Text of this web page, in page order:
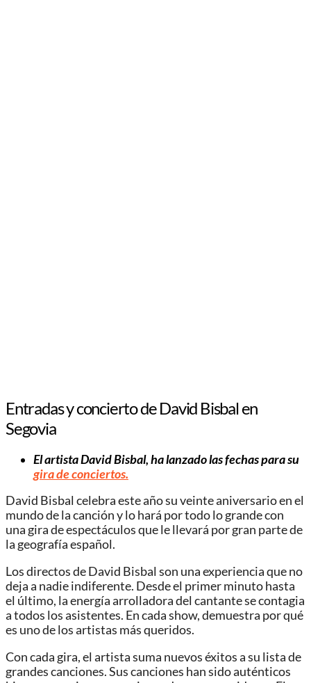
Entradas y concierto de David Bisbal en
Segovia
El artista David Bisbal, ha lanzado las fechas para su
gira de conciertos.
David Bisbal celebra este año su veinte aniversario en el
mundo de la canción y lo hará por todo lo grande con
una gira de espectáculos que le llevará por gran parte de
la geografía español.
Los directos de David Bisbal son una experiencia que no
deja a nadie indiferente. Desde el primer minuto hasta
el último, la energía arrolladora del cantante se contagia
a todos los asistentes. En cada show, demuestra por qué
es uno de los artistas más queridos.
Con cada gira, el artista suma nuevos éxitos a su lista de
grandes canciones. Sus canciones han sido auténticos